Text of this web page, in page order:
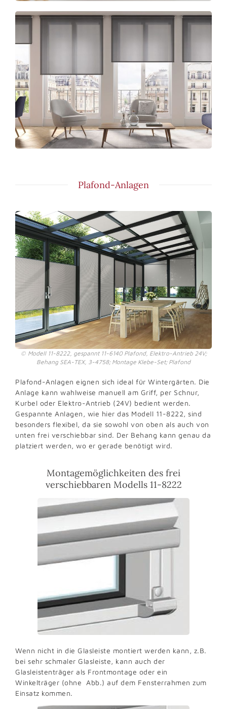
Plafond-Anlagen
Modell 11-8222, gespannt 11-6140 Plafond, Elektro-Antrieb 24V;
Behang SEA-TEX, 3-4758; Montage Klebe-Set; Plafond
Plafond-Anlagen eignen sich ideal für Wintergärten. Die
Anlage kann wahlweise manuell am Griff, per Schnur,
Kurbel oder Elektro-Antrieb (24V) bedient werden.
Gespannte Anlagen, wie hier das Modell 11-8222, sind
besonders flexibel, da sie sowohl von oben als auch von
unten frei verschiebbar sind. Der Behang kann genau da
platziert werden, wo er gerade benötigt wird.
Montagemöglichkeiten des frei
verschiebbaren Modells 11-8222
Wenn nicht in die Glasleiste montiert werden kann, z.B.
bei sehr schmaler Glasleiste, kann auch der
Glasleistenträger als Frontmontage oder ein
Winkelträger (ohne Abb.) auf dem Fensterrahmen zum
Einsatz kommen.